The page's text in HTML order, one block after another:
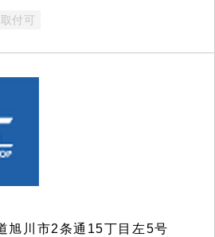
付可
川市2条通15丁目左5号